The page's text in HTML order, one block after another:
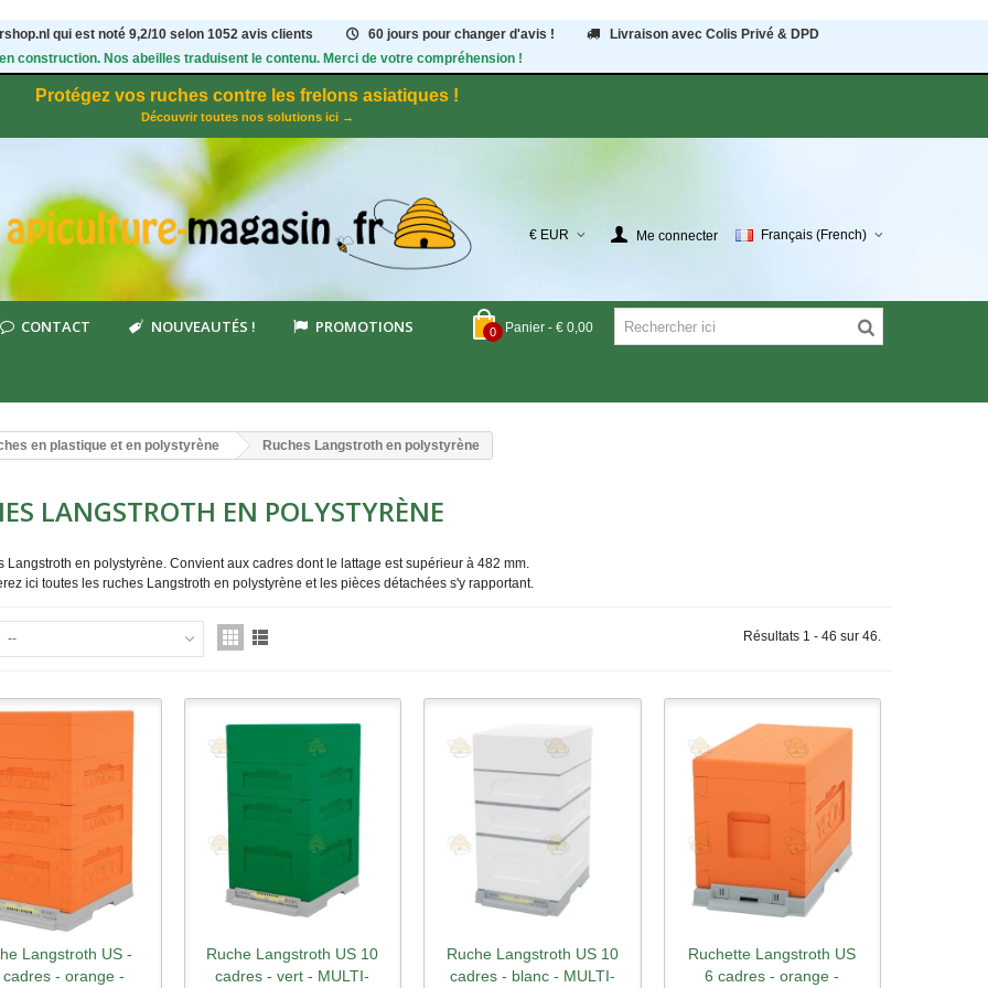
qui est noté 9,2/10 selon 1052avis clients 60 jours pour changer d'avis !
Livraison avec Colis Privé & DPD
construction. Nos abeilles traduisent le contenu. Merci de votre compréhension !
Protégez vos ruches contre les frelons asiatiques !
Découvrir toutes nos solutions ici →
€ EUR Me connecter Français (French)
0 Panier - € 0,00
CONTACT NOUVEAUTÉS ! PROMOTIONS
en plastique et en polystyrène Ruches Langstroth en polystyrène
LANGSTROTH EN POLYSTYRÈNE
Langstroth en polystyrène. Convient aux cadres dont le lattage est supérieur à 482 mm.
ici toutes les ruches Langstroth en polystyrène et les pièces détachées s'y rapportant.
-- Résultats 1 - 46 sur 46.
rapide
Langstroth US -
cadres - orange -
Aperçu rapide
Ruche Langstroth US 10
cadres - vert - MULTI-
Aperçu rapide
Ruche Langstroth US 10
cadres - blanc - MULTI-
Aperçu rapide
Ruchette Langstroth US
6 cadres - orange -